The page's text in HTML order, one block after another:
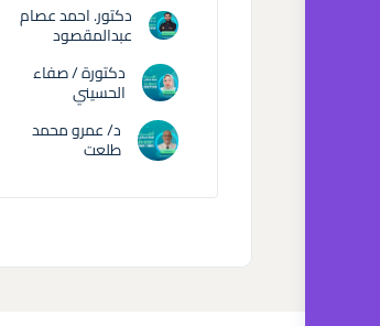
دكتور. احمد عصام
عبدالمقصود
دكتورة / صفاء
الحسيني
د/ عمرو محمد
طلعت